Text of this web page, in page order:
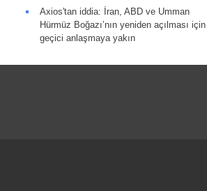
Axios'tan iddia: İran, ABD ve Umman
Hürmüz Boğazı’nın yeniden açılması için
geçici anlaşmaya yakın